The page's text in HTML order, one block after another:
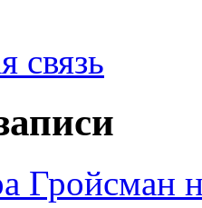
связь
Гройсман